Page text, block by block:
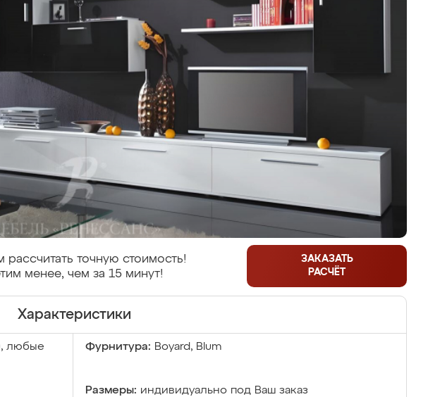
точную стоимость!
менее, чем за 15 минут!
ЗАКАЗАТЬ
РАСЧЁТ
Характеристики
любые
Фурнитура: Boyard, Blum
Размеры: индивидуально под Ваш заказ